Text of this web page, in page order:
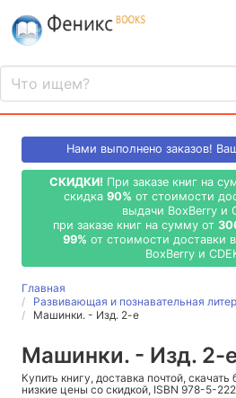
Нами выполнено заказов!
СКИДКИ! При заказе книг на
скидка 90% от стоимости
выдачи BoxBerry и
при заказе книг на сумму от
99% от стоимости доставки
BoxBerry и
Главная
Развивающая и познавательная
Машинки. - Изд. 2-е
Машинки. - Изд. 2-
Купить книгу, доставка почтой, скачать
низкие цены со скидкой, ISBN 978-5-